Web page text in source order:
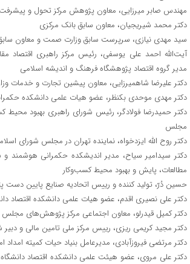
مهندس صابر میرزایی، معاون پژوهش مرکز تحول و
دکتر محمد شیریجیان، معاون سابق بانک مرکزی
سید مهدی نیازی، سرپرست سابق وزارت صمت و معاون سابق
آیت‌الله احمد علی یوسفی، رئیس مرکز راهبری اقتصاد
مدیر گروه اقتصاد پژوهشگاه فرهنگ و اندیشه اسلامی
دکتر علیرضا شاهمیرزایی، معاون پیشین تجارت و خدمات
دکتر مهدی موحدی بکنظر، عضو هیات علمی دانشکده
دکتر حمیدرضا فولادگر، رئیس شورای راهبری بهبود محیط
مجلس
دکتر روح الله ایزدخواه، نماینده تهران در مجلس شورای
دکتر سیدامیر سیاح، مدیر اندیشکده حکمرانی هوشمند
مطالعات، پایش و بهبود محیط کسب‌وکار
حسین دُرّ، تولید کننده و رییس اتحادیه صنایع پایین دست
دکتر علی نصیری اقدم، عضو هیات علمی دانشکده اقتصاد
دکتر کمیل قیدرلو، معاون اجتماعی مرکز پژوهش‌های مجلس
دکتر مجید کریمی ریزی، رییس مرکز ملی تامین مالی و دبیر
دکتر مرتضی فیروزآبادی، مدیرعامل بنیاد حیات کمیته امداد
دکتر علی مروی، عضو هیئت علمی دانشکده اقتصاد